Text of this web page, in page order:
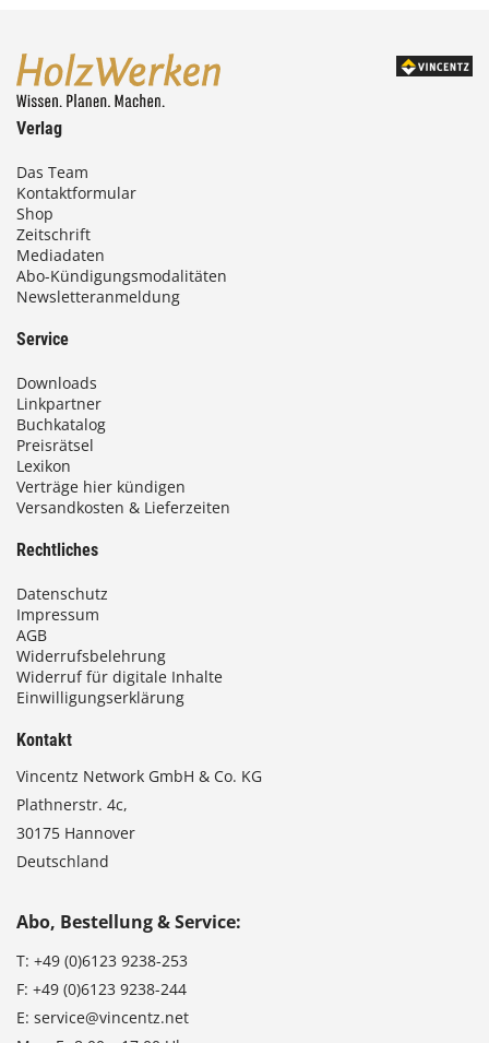
Verlag
Das Team
Kontaktformular
Shop
Zeitschrift
Mediadaten
Abo-Kündigungsmodalitäten
Newsletteranmeldung
Service
Downloads
Linkpartner
Buchkatalog
Preisrätsel
Lexikon
Verträge hier kündigen
Versandkosten & Lieferzeiten
Rechtliches
Datenschutz
Impressum
AGB
Widerrufsbelehrung
Widerruf für digitale Inhalte
Einwilligungserklärung
Kontakt
Vincentz Network GmbH & Co. KG
Plathnerstr. 4c,
30175 Hannover
Deutschland
Abo, Bestellung & Service:
T: +49 (0)6123 9238-253
F: +49 (0)6123 9238-244
E: service@vincentz.net